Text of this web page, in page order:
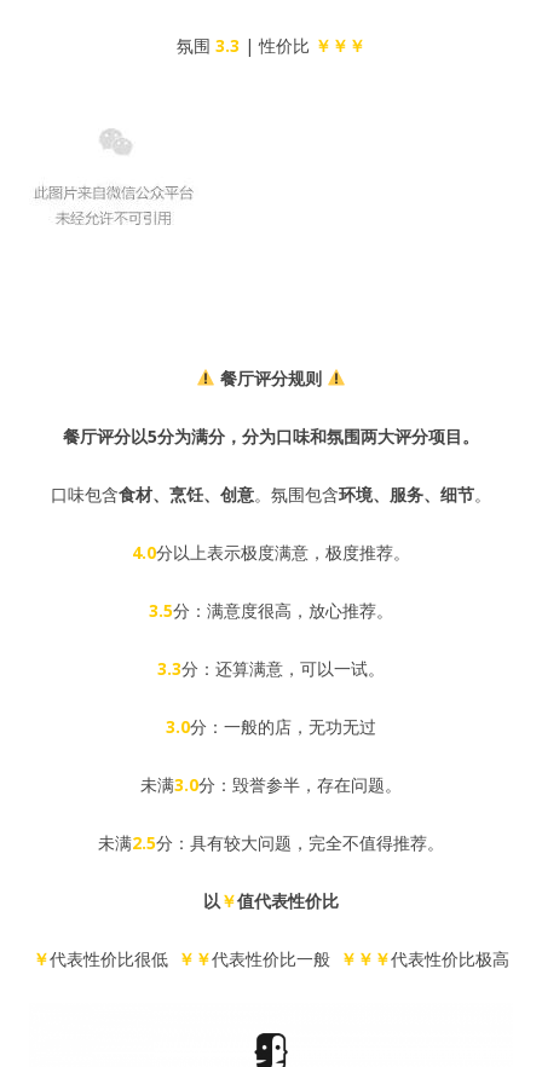
氛围 3.3 | 性价比 ￥￥￥
餐厅评分规则
餐厅评分以5分为满分，分为口味和氛围两大评分项目。
口味包含食材、烹饪、创意。氛围包含环境、服务、细节。
4.0分以上表示极度满意，极度推荐。
3.5分：满意度很高，放心推荐。
3.3分：还算满意，可以一试。
3.0分：一般的店，无功无过
未满3.0分：毁誉参半，存在问题。
未满2.5分：具有较大问题，完全不值得推荐。
以￥值代表性价比
￥代表性价比很低 ￥￥代表性价比一般 ￥￥￥代表性价比极高